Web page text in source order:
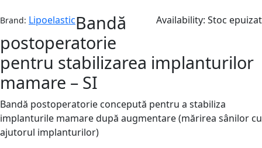
Availability: Stoc epuizat
Brand: LipoelasticBandă
postoperatorie
pentru stabilizarea implanturilor
mamare – SI
Bandă postoperatorie concepută pentru a stabiliza
implanturile mamare după augmentare (mărirea sânilor cu
ajutorul implanturilor)